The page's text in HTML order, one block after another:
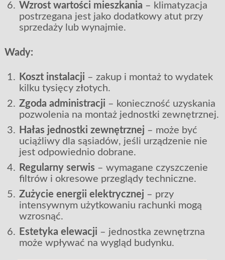
Wzrost wartości mieszkania – klimatyzacja
postrzegana jest jako dodatkowy atut przy
sprzedaży lub wynajmie.
Wady:
Koszt instalacji – zakup i montaż to wydatek
kilku tysięcy złotych.
Zgoda administracji – konieczność uzyskania
pozwolenia na montaż jednostki zewnętrznej.
Hałas jednostki zewnętrznej – może być
uciążliwy dla sąsiadów, jeśli urządzenie nie
jest odpowiednio dobrane.
Regularny serwis – wymagane czyszczenie
filtrów i okresowe przeglądy techniczne.
Zużycie energii elektrycznej – przy
intensywnym użytkowaniu rachunki mogą
wzrosnąć.
Estetyka elewacji – jednostka zewnętrzna
może wpływać na wygląd budynku.